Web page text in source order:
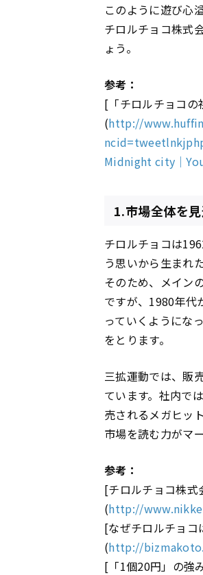
このように遊び心
チロルチョコ株式
ょう。
参考：
[「チロルチョコ
(http://
Midnight city｜
1.市場全体を
チロルチョコは
う思いから生まれ
そのため、メイン
ですが、1980年代
っていくようにな
をとります。
三拡運動では、販
ています。社内で
売されるメガヒッ
市場を読む力がマ
参考：
[チロルチョコ株式
(http://
[なぜチロルチョ
(http://
[「1個20円」の強